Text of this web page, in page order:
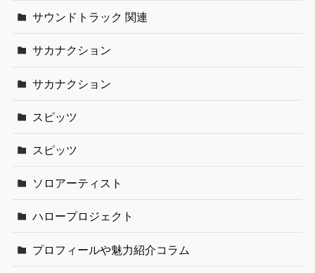
サウンドトラック 関連
サカナクション
サカナクション
スピッツ
スピッツ
ソロアーティスト
ハロープロジェクト
プロフィールや魅力紹介コラム